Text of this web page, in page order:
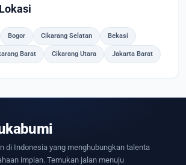
Bogor Cikarang Selatan Bekasi
Barat Cikarang Utara Jakarta Barat
di Indonesia yang menghubungkan talenta
impian. Temukan jalan menuju